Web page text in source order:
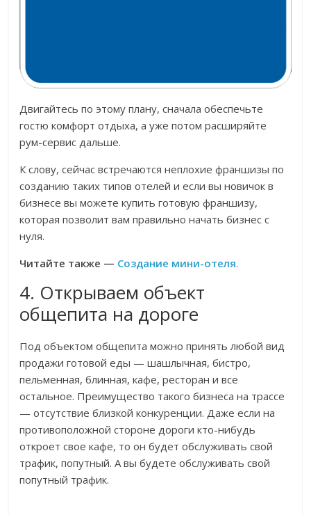
Двигайтесь по этому плану, сначала обеспечьте
гостю комфорт отдыха, а уже потом расширяйте
рум-сервис дальше.
К слову, сейчас встречаются неплохие франшизы по
созданию таких типов отелей и если вы новичок в
бизнесе вы можете купить готовую франшизу,
которая позволит вам правильно начать бизнес с
нуля.
Читайте также — Создание мини-отеля.
4. Открываем объект
общепита на дороге
Под объектом общепита можно принять любой вид
продажи готовой еды — шашлычная, бистро,
пельменная, блинная, кафе, ресторан и все
остальное. Преимущество такого бизнеса на трассе
— отсутствие близкой конкуренции. Даже если на
противоположной стороне дороги кто-нибудь
откроет свое кафе, то он будет обслуживать свой
трафик, попутный. А вы будете обслуживать свой
попутный трафик.